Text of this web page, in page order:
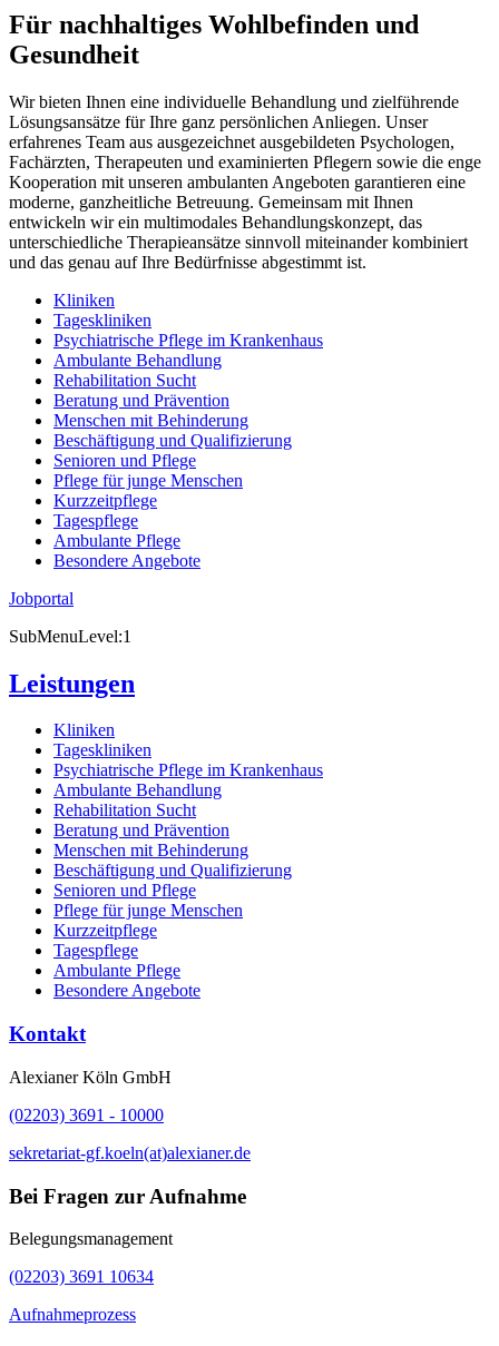
Für nachhaltiges Wohlbefinden und
Gesundheit
Wir bieten Ihnen eine individuelle Behandlung und zielführende
Lösungsansätze für Ihre ganz persönlichen Anliegen. Unser
erfahrenes Team aus ausgezeichnet ausgebildeten Psychologen,
Fachärzten, Therapeuten und examinierten Pflegern sowie die enge
Kooperation mit unseren ambulanten Angeboten garantieren eine
moderne, ganzheitliche Betreuung. Gemeinsam mit Ihnen
entwickeln wir ein multimodales Behandlungskonzept, das
unterschiedliche Therapieansätze sinnvoll miteinander kombiniert
und das genau auf Ihre Bedürfnisse abgestimmt ist.
Kliniken
Tageskliniken
Psychiatrische Pflege im Krankenhaus
Ambulante Behandlung
Rehabilitation Sucht
Beratung und Prävention
Menschen mit Behinderung
Beschäftigung und Qualifizierung
Senioren und Pflege
Pflege für junge Menschen
Kurzzeitpflege
Tagespflege
Ambulante Pflege
Besondere Angebote
Jobportal
SubMenuLevel:1
Leistungen
Kliniken
Tageskliniken
Psychiatrische Pflege im Krankenhaus
Ambulante Behandlung
Rehabilitation Sucht
Beratung und Prävention
Menschen mit Behinderung
Beschäftigung und Qualifizierung
Senioren und Pflege
Pflege für junge Menschen
Kurzzeitpflege
Tagespflege
Ambulante Pflege
Besondere Angebote
Kontakt
Alexianer Köln GmbH
(02203) 3691 - 10000
sekretariat-gf.koeln(at)alexianer.de
Bei Fragen zur Aufnahme
Belegungsmanagement
(02203) 3691 10634
Aufnahmeprozess